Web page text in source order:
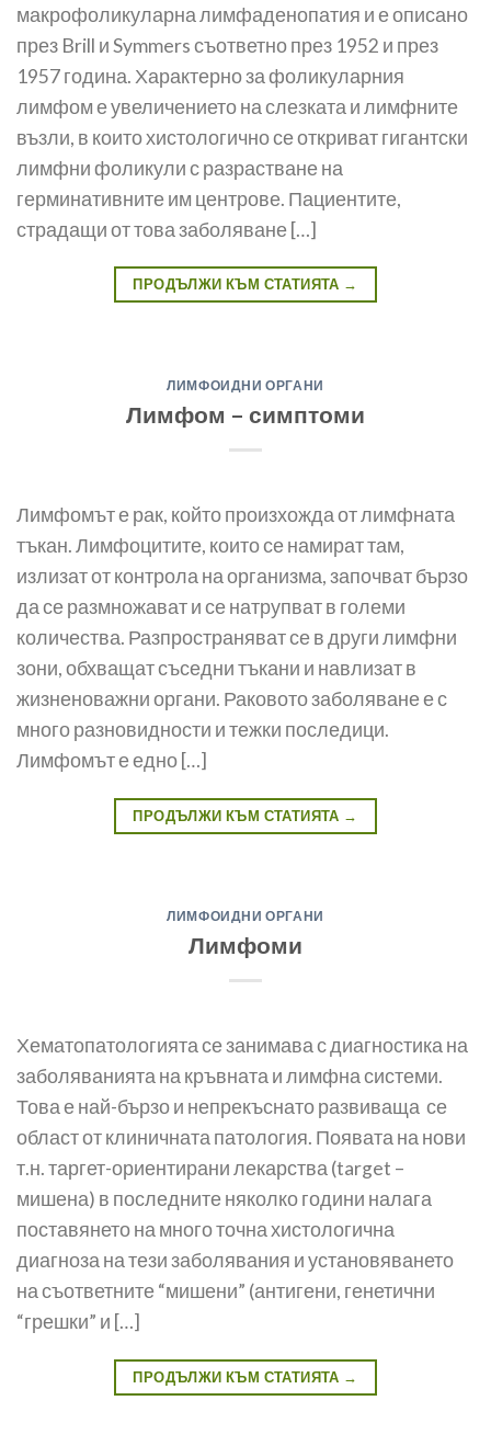
макрофоликуларна лимфаденопатия и е описано
през Brill и Symmers съответно през 1952 и през
1957 година. Характерно за фоликуларния
лимфом е увеличението на слезката и лимфните
възли, в които хистологично се откриват гигантски
лимфни фоликули с разрастване на
герминативните им центрове. Пациентите,
страдащи от това заболяване […]
ПРОДЪЛЖИ КЪМ СТАТИЯТА →
ЛИМФОИДНИ ОРГАНИ
Лимфом – симптоми
Лимфомът е рак, който произхожда от лимфната
тъкан. Лимфоцитите, които се намират там,
излизат от контрола на организма, започват бързо
да се размножават и се натрупват в големи
количества. Разпространяват се в други лимфни
зони, обхващат съседни тъкани и навлизат в
жизненоважни органи. Раковото заболяване е с
много разновидности и тежки последици.
Лимфомът е едно […]
ПРОДЪЛЖИ КЪМ СТАТИЯТА →
ЛИМФОИДНИ ОРГАНИ
Лимфоми
Хематопатологията се занимава с диагностика на
заболяванията на кръвната и лимфна системи.
Това е най-бързо и непрекъснато развиваща се
област от клиничната патология. Появата на нови
т.н. таргет-ориентирани лекарства (target –
мишена) в последните няколко години налага
поставянето на много точна хистологична
диагноза на тези заболявания и установяването
на съответните “мишени” (антигени, генетични
“грешки” и […]
ПРОДЪЛЖИ КЪМ СТАТИЯТА →